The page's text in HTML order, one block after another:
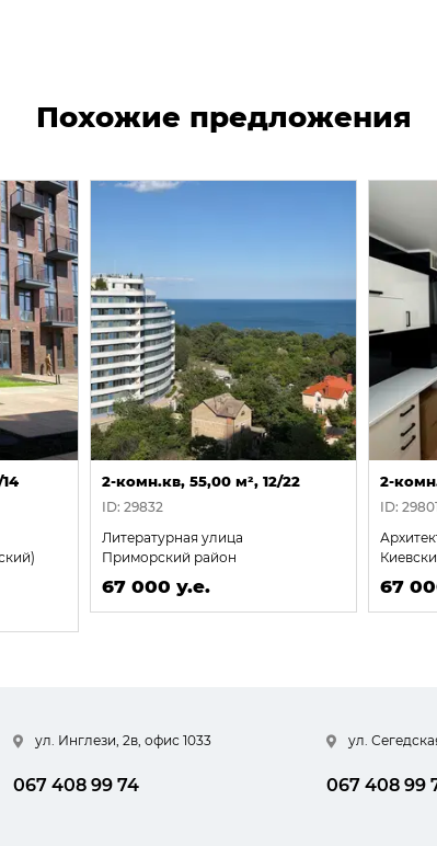
Похожие предложения
2-комн.кв, 55,00 м², 12/22
ID: 29832
Литературная улица
Приморский район
67 000 у.е.
2-
ID:
67
ул. Инглези, 2в, офис 1033
067 408 99 74
ул.
067 408 99